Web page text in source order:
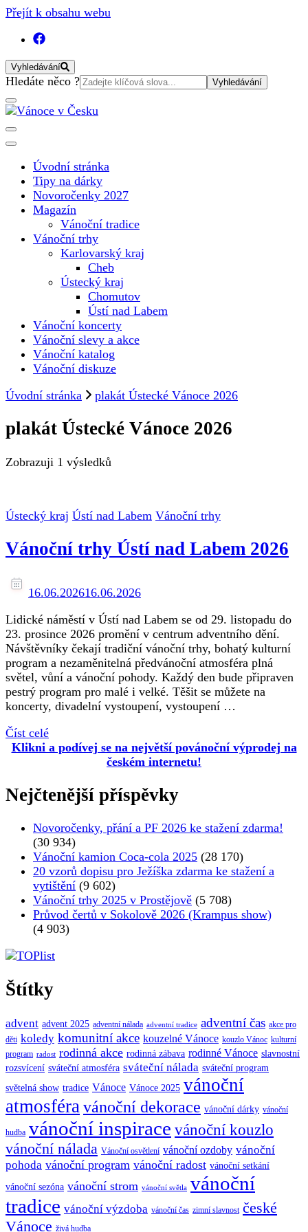
Přejít k obsahu webu
Vyhledávání
Vyhledat:
Hledáte něco ?
Vánoce v Česku
nejkrásnějším svátku v roce v České republice
Úvodní stránka
Tipy na dárky
Novoročenky 2027
Magazín
Vánoční tradice
Vánoční trhy
Karlovarský kraj
Cheb
Ústecký kraj
Chomutov
Ústí nad Labem
Vánoční koncerty
Vánoční slevy a akce
Vánoční katalog
Vánoční diskuze
Úvodní stránka
plakát Ústecké Vánoce 2026
plakát Ústecké Vánoce 2026
Zobrazuji 1 výsledků
Ústecký kraj Ústí nad Labem Vánoční trhy
Vánoční trhy Ústí nad Labem 2026
16.06.202616.06.2026
Lidické náměstí v Ústí nad Labem se od 29. listopadu do
23. prosince 2026 promění v centrum adventního dění.
Návštěvníky čekají tradiční vánoční trhy, bohatý kulturní
program a nezaměnitelná předvánoční atmosféra plná
světel, vůní a vánoční pohody. Každý den bude připraven
pestrý program pro malé i velké. Těšit se můžete na
koncerty, divadelní vystoupení, vystoupení …
Číst celé
Klikni a podívej se na největší povánoční výprodej na
českém internetu!
Nejčtenější příspěvky
Novoročenky, přání a PF 2026 ke stažení zdarma!
(30 934)
Vánoční kamion Coca-cola 2025 (28 170)
20 vzorů dopisu pro Ježíška zdarma ke stažení a
vytištění (9 602)
Vánoční trhy 2025 v Prostějově (5 708)
Průvod čertů v Sokolově 2026 (Krampus show)
(4 903)
Štítky
advent advent 2025 adventní nálada adventní tradice adventní čas akce pro
děti koledy komunitní akce kouzelné Vánoce kouzlo Vánoc kulturní
program radost rodinná akce rodinná zábava rodinné Vánoce slavnostní
rozsvícení sváteční atmosféra sváteční nálada sváteční program
světelná show tradice Vánoce Vánoce 2025 vánoční
atmosféravánoční dekorace vánoční dárky vánoční
hudba vánoční inspirace vánoční kouzlo
vánoční nálada Vánoční osvětlení vánoční ozdoby vánoční
pohoda vánoční program vánoční radost vánoční setkání
vánoční sezóna vánoční strom vánoční světla vánoční
tradice vánoční výzdoba vánoční čas zimní slavnost české
Vánoce živá hudba